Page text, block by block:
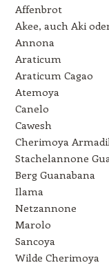
Affenbrot
Akee, auch Aki
Annona
Araticum
Araticum Cagao
Atemoya
Canelo
Cawesh
Cherimoya
Stachelannone
Berg Guanabana
Ilama
Netzannone
Marolo
Sancoya
Wilde Cherimoya